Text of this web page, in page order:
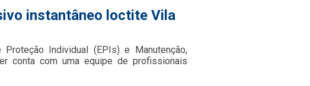
instantâneo loctite Vila
Individual (EPIs) e Manutenção,
conta com uma equipe de profissionais